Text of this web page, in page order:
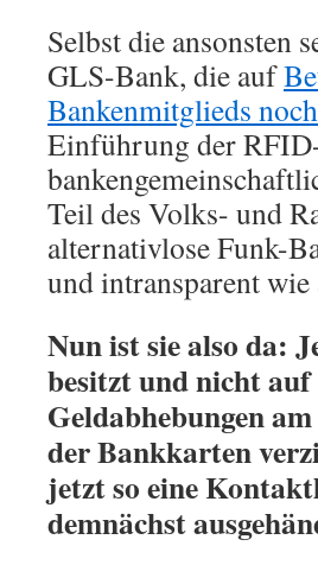
Selbst die ansonsten
GLS-Bank, die auf
Bankenmitglieds
Einführung der
Teil des Volks- und
alternativlose Funk-
und intransparent
Nun ist sie also da:
besitzt und nicht
Geldabhebungen
der Bankkarten
jetzt so eine
demnächst